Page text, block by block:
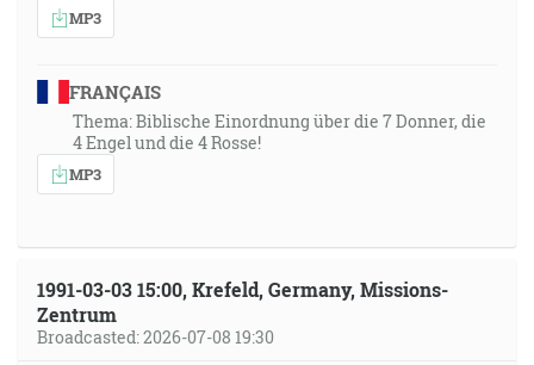
MP3
FRANÇAIS
Thema: Biblische Einordnung über die 7 Donner, die
4 Engel und die 4 Rosse!
MP3
1991-03-03 15:00, Krefeld, Germany, Missions-
Zentrum
Broadcasted: 2026-07-08 19:30